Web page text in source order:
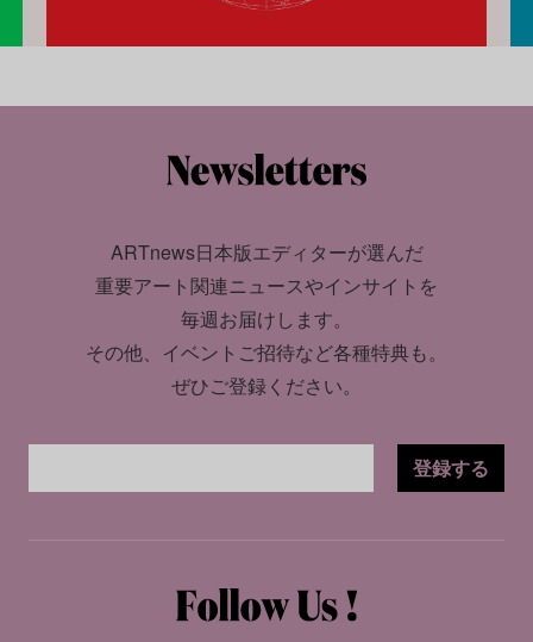
ARTnews日本版エディターが選んだ
重要アート関連ニュースやインサイトを
毎週お届けします。
その他、イベントご招待など各種特典も。
ぜひご登録ください。
登録する